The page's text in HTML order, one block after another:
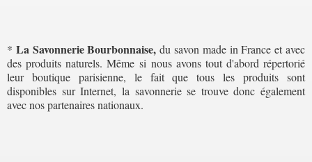
* La Savonnerie Bourbonnaise,du savon made in France et avec
des produits naturels. Même si nous avons tout d'abord répertorié
leur boutique parisienne, le fait que tous les produits sont
disponibles sur Internet, la savonnerie se trouve donc également
avec nos partenaires nationaux.